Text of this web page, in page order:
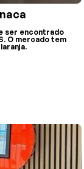
ser encontrado
O mercado tem